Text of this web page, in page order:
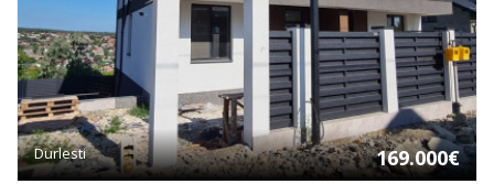
Durlesti 169.000€